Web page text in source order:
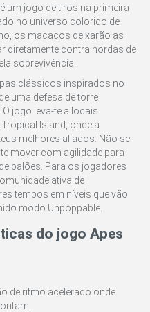
é um jogo de tiros na primeira
no universo colorido de
os macacos deixarão as
diretamente contra hordas de
sobrevivência.
clássicos inspirados no
uma defesa de torre
jogo leva-te a locais
Island, onde a
melhores aliados. Não se
mover com agilidade para
balões. Para os jogadores
ativa de
tempos em níveis que vão
modo Unpoppable.
do jogo Apes
de ritmo acelerado onde